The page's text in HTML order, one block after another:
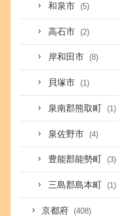
和泉市 (5)
高石市 (2)
岸和田市 (8)
貝塚市 (1)
泉南郡熊取町 (1)
泉佐野市 (4)
豊能郡能勢町 (3)
三島郡島本町 (1)
京都府 (408)